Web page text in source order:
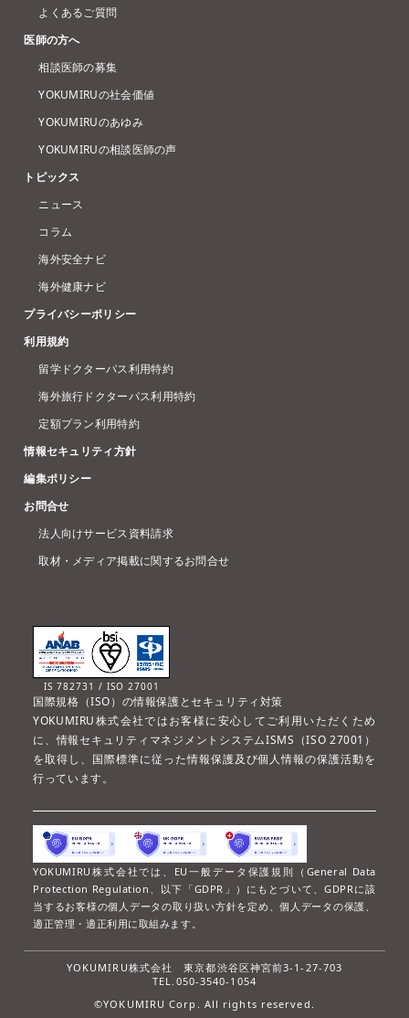
よくあるご質問
医師の方へ
相談医師の募集
YOKUMIRUの社会価値
YOKUMIRUのあゆみ
YOKUMIRUの相談医師の声
トピックス
ニュース
コラム
海外安全ナビ
海外健康ナビ
プライバシーポリシー
利用規約
留学ドクターパス利用特約
海外旅行ドクターパス利用特約
定額プラン利用特約
情報セキュリティ方針
編集ポリシー
お問合せ
法人向けサービス資料請求
取材・メディア掲載に関するお問合せ
IS 782731 / ISO 27001
国際規格（ISO）の情報保護とセキュリティ対策
YOKUMIRU株式会社ではお客様に安心してご利用いただくため
に、情報セキュリティマネジメントシステムISMS（ISO 27001）
を取得し、国際標準に従った情報保護及び個人情報の保護活動を
行っています。
YOKUMIRU株式会社では、EU一般データ保護規則（General Data
Protection Regulation、以下「GDPR」）にもとづいて、GDPRに該
当するお客様の個人データの取り扱い方針を定め、個人データの保護、
適正管理・適正利用に取組みます。
YOKUMIRU株式会社
東京都渋谷区神宮前3-1-27-703
TEL.050-3540-1054
©YOKUMIRU Corp. All rights reserved.